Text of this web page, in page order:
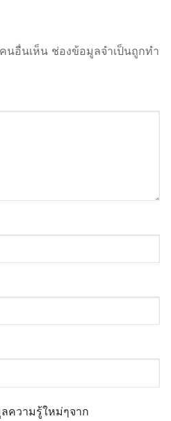
นอื่นเห็น ช่องข้อมูลจำเป็นถูกทำ
ความรู้ใหม่ๆจาก